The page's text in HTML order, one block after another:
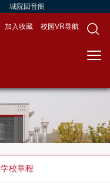
城院回音阁
加入收藏 校园VR导航
学校章程